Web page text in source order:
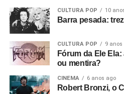
CULTURA POP 10
Barra pesada:
CULTURA POP 9 anos
Fórum da Ele
ou mentira?
CINEMA 6 anos ago
Robert Bronzi, o